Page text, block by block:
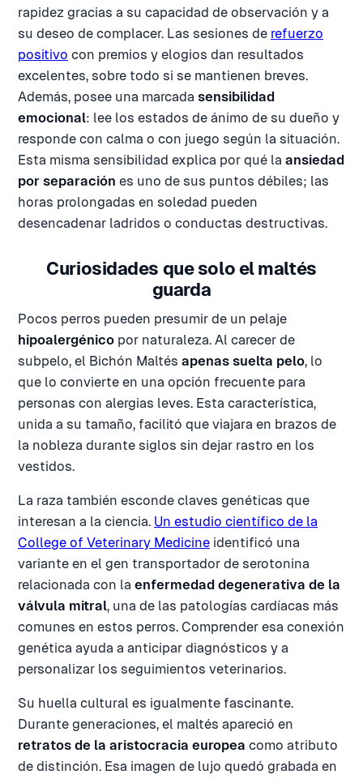
rapidez gracias a su capacidad de observación y a
su deseo de complacer. Las sesiones de refuerzo
positivo con premios y elogios dan resultados
excelentes, sobre todo si se mantienen breves.
Además, posee una marcada sensibilidad
emocional: lee los estados de ánimo de su dueño y
responde con calma o con juego según la situación.
Esta misma sensibilidad explica por qué la ansiedad
por separación es uno de sus puntos débiles; las
horas prolongadas en soledad pueden
desencadenar ladridos o conductas destructivas.
Curiosidades que solo el maltés
guarda
Pocos perros pueden presumir de un pelaje
hipoalergénico por naturaleza. Al carecer de
subpelo, el Bichón Maltés apenas suelta pelo, lo
que lo convierte en una opción frecuente para
personas con alergias leves. Esta característica,
unida a su tamaño, facilitó que viajara en brazos de
la nobleza durante siglos sin dejar rastro en los
vestidos.
La raza también esconde claves genéticas que
interesan a la ciencia. Un estudio científico de la
College of Veterinary Medicine identificó una
variante en el gen transportador de serotonina
relacionada con la enfermedad degenerativa de la
válvula mitral, una de las patologías cardíacas más
comunes en estos perros. Comprender esa conexión
genética ayuda a anticipar diagnósticos y a
personalizar los seguimientos veterinarios.
Su huella cultural es igualmente fascinante.
Durante generaciones, el maltés apareció en
retratos de la aristocracia europea como atributo
de distinción. Esa imagen de lujo quedó grabada en